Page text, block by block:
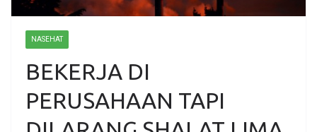
NASEHAT
BEKERJA DI
PERUSAHAAN TAPI